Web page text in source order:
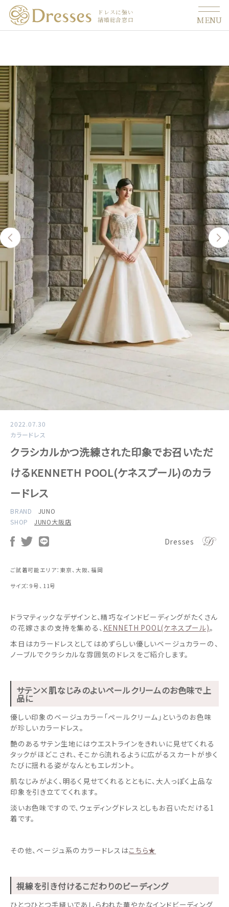
ドレスに強い
結婚総合窓口
MENU
2022.07.30
カラードレス
クラシカルかつ洗練された印象でお召いただ
けるKENNETH POOL(ケネスプール)のカラ
ードレス
BRAND
JUNO
SHOP
JUNO大阪店
Dresses
ご試着可能エリア：東京、大阪、福岡
サイズ：9号、11号
ドラマティックなデザインと、精巧なインドビーディングがたくさん
の花嫁さまの支持を集める、 KENNETH POOL(ケネスプール)。
本日はカラードレスとしてはめずらしい優しいベージュカラーの、
ノーブルでクラシカルな雰囲気のドレスをご紹介します。
サテン×肌なじみのよいペールクリームのお色味で上
品に
優しい印象のベージュカラー「ペールクリーム」というのお色味
が珍しいカラードレス。
艶のあるサテン生地にはウエストラインをきれいに見せてくれる
タックがほどこされ、そこから流れるように広がるスカートが歩く
たびに揺れる姿がなんともエレガント。
肌なじみがよく、明るく見せてくれるとともに、大人っぽく上品な
印象を引き立ててくれます。
淡いお色味ですので、ウェディングドレスとしもお召いただける1
着です。
その他、ベージュ系のカラードレスはこちら★
視線を引き付けるこだわりのビーディング
ひとつひとつ手縫いであしらわれた華やかなインドビーディング